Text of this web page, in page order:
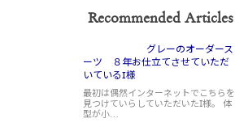
Recommended Articles
グレーのオーダース
ーツ ８年お仕立てさせていただ
いているI様
最初は偶然インターネットでこちらを
見つけていらしていただいたI様。 体
型が小…